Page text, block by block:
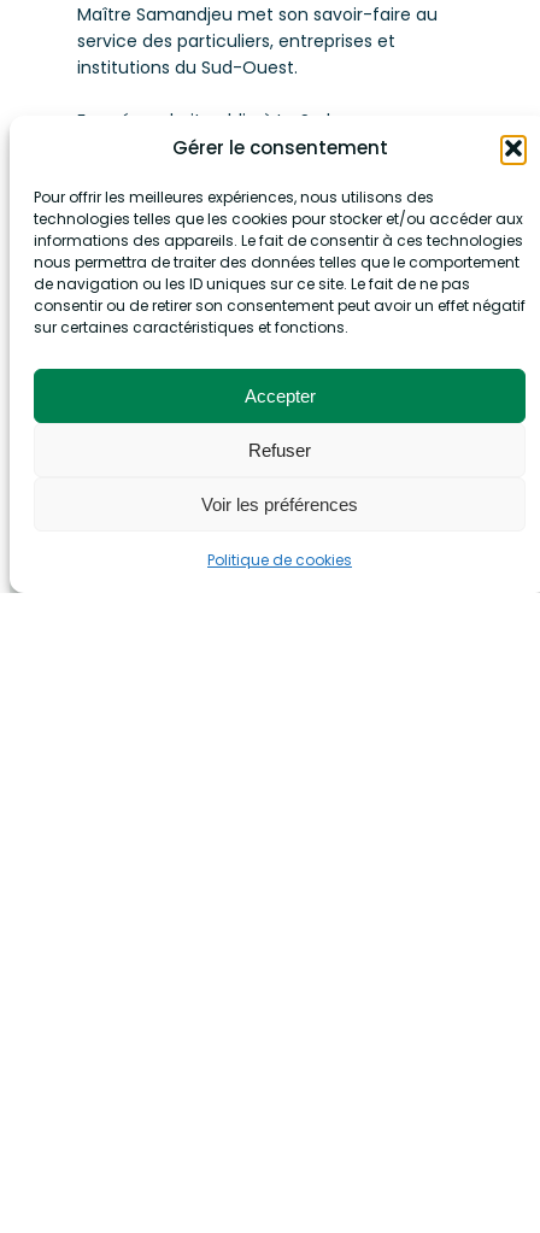
Gérer le consentement
Pour offrir les meilleures expériences, nous utilisons des
technologies telles que les cookies pour stocker et/ou accéder aux
informations des appareils. Le fait de consentir à ces technologies
nous permettra de traiter des données telles que le comportement
de navigation ou les ID uniques sur ce site. Le fait de ne pas
consentir ou de retirer son consentement peut avoir un effet négatif
sur certaines caractéristiques et fonctions.
Accepter
Refuser
Voir les préférences
Politique de cookies
Maître Samandjeu met son savoir-faire au
service des particuliers, entreprises et
institutions du Sud-Ouest.
Formé au droit public à La Sorbonne, aux
contentieux publics, ainsi qu’au droit
solide expérience en droit administratif,
urbanisme, collectivités territoriales, droit de
l’environnement et assure également la
gestion de dossiers liés à la fonction
publique.
LHS@ADPUBLICA-AVOCATS.FR